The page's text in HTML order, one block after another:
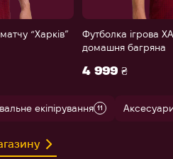
“Харків”
Футболка ігрова
домашня багряна
4 999 ₴
екіпірування 11